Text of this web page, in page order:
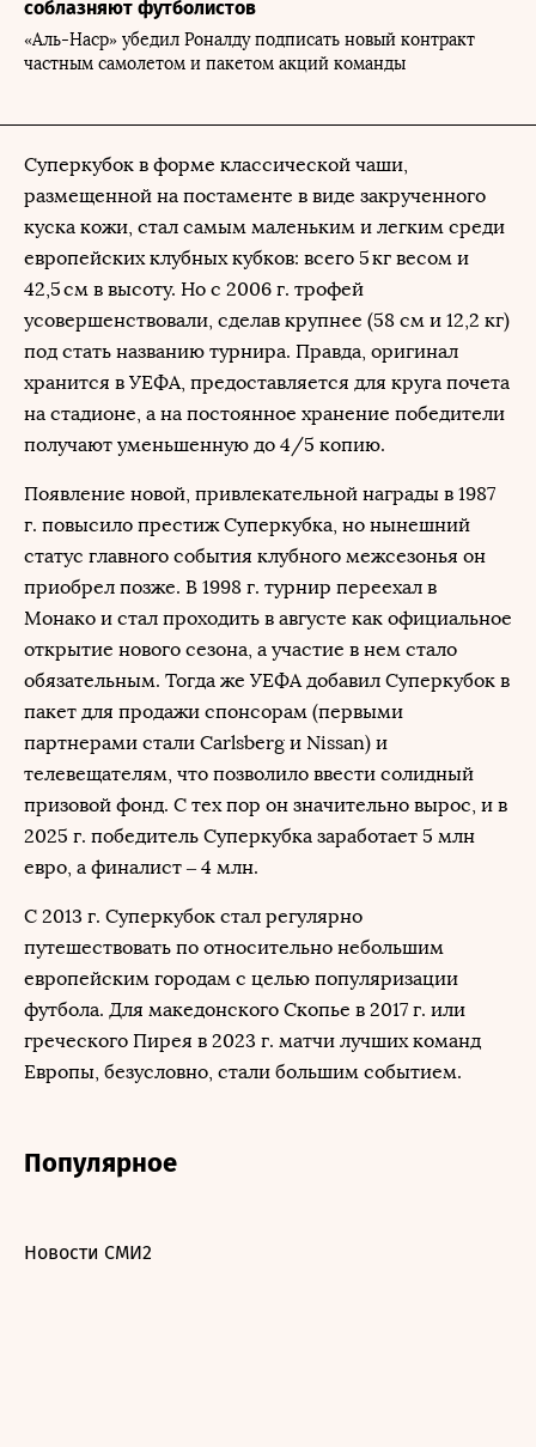
соблазняют футболистов
«Аль-Наср» убедил Роналду подписать новый контракт
частным самолетом и пакетом акций команды
Суперкубок в форме классической чаши,
размещенной на постаменте в виде закрученного
куска кожи, стал самым маленьким и легким среди
европейских клубных кубков: всего 5 кг весом и
42,5 см в высоту. Но с 2006 г. трофей
усовершенствовали, сделав крупнее (58 см и 12,2 кг)
под стать названию турнира. Правда, оригинал
хранится в УЕФА, предоставляется для круга почета
на стадионе, а на постоянное хранение победители
получают уменьшенную до 4/5 копию.
Появление новой, привлекательной награды в 1987
г. повысило престиж Суперкубка, но нынешний
статус главного события клубного межсезонья он
приобрел позже. В 1998 г. турнир переехал в
Монако и стал проходить в августе как официальное
открытие нового сезона, а участие в нем стало
обязательным. Тогда же УЕФА добавил Суперкубок в
пакет для продажи спонсорам (первыми
партнерами стали Carlsberg и Nissan) и
телевещателям, что позволило ввести солидный
призовой фонд. С тех пор он значительно вырос, и в
2025 г. победитель Суперкубка заработает 5 млн
евро, а финалист – 4 млн.
С 2013 г. Суперкубок стал регулярно
путешествовать по относительно небольшим
европейским городам с целью популяризации
футбола. Для македонского Скопье в 2017 г. или
греческого Пирея в 2023 г. матчи лучших команд
Европы, безусловно, стали большим событием.
Популярное
Новости СМИ2